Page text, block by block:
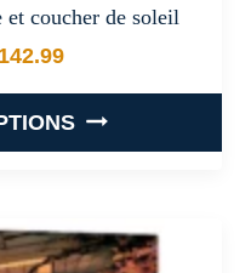
et coucher de soleil
142.99
de prix : €29.99 à